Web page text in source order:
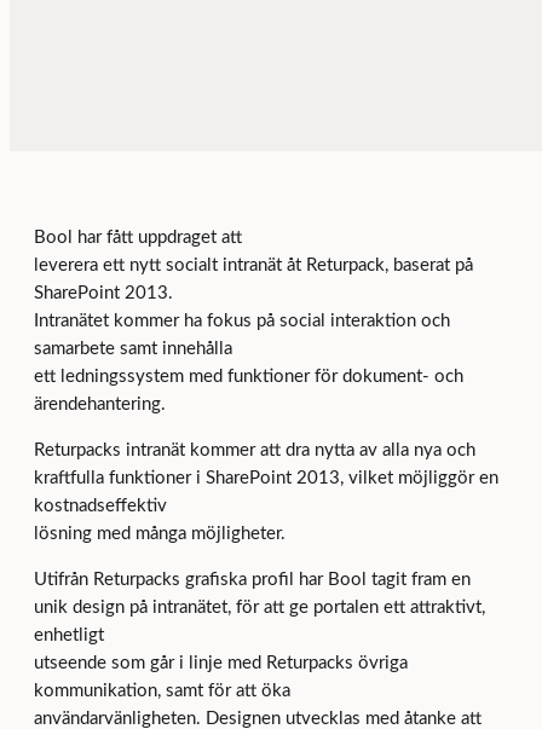
Bool har fått uppdraget att
leverera ett nytt socialt intranät åt Returpack, baserat på
SharePoint 2013.
Intranätet kommer ha fokus på social interaktion och
samarbete samt innehålla
ett ledningssystem med funktioner för dokument- och
ärendehantering.
Returpacks intranät kommer att dra nytta av alla nya och
kraftfulla funktioner i SharePoint 2013, vilket möjliggör en
kostnadseffektiv
lösning med många möjligheter.
Utifrån Returpacks grafiska profil har Bool tagit fram en
unik design på intranätet, för att ge portalen ett attraktivt,
enhetligt
utseende som går i linje med Returpacks övriga
kommunikation, samt för att öka
användarvänligheten. Designen utvecklas med åtanke att